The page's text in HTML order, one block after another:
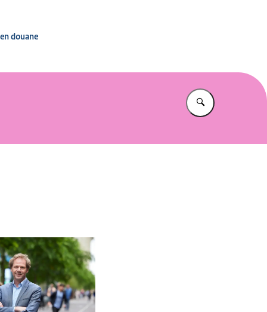
douane
Vul in wat u
vergrote weergave